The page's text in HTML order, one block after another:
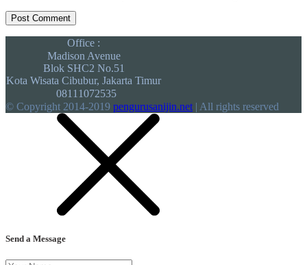
Office :
Madison Avenue
Blok SHC2 No.51
Kota Wisata Cibubur, Jakarta Timur
08111072535
© Copyright 2014-2019 pengurusanijin.net | All rights reserved
Send a Message